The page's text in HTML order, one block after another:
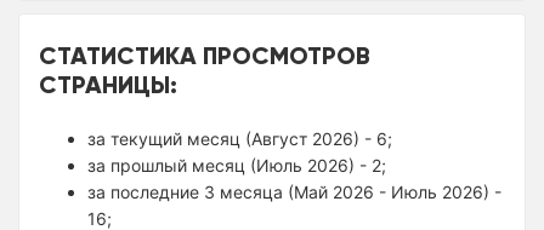
СТАТИСТИКА ПРОСМОТРОВ
СТРАНИЦЫ:
за текущий месяц (Август 2026) - 6;
за прошлый месяц (Июль 2026) - 2;
за последние 3 месяца (Май 2026 - Июль 2026) -
16;